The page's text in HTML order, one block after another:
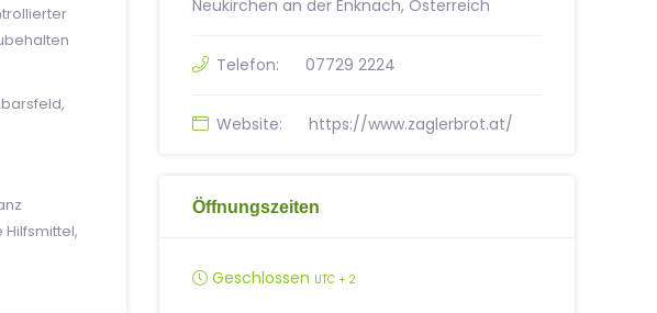
Neukirchen an der Enknach, Österreich
Telefon: 07729 2224
Website: https://www.zaglerbrot.at/
Öffnungszeiten
Geschlossen UTC + 2